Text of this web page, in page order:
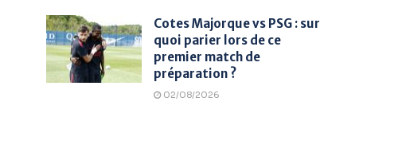
Cotes Majorque vs PSG : sur
quoi parier lors de ce
premier match de
préparation ?
02/08/2026